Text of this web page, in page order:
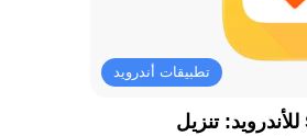
تطبيقات أندرويد
تحميل Snaptube 2026 للأندرويد: تنزيل